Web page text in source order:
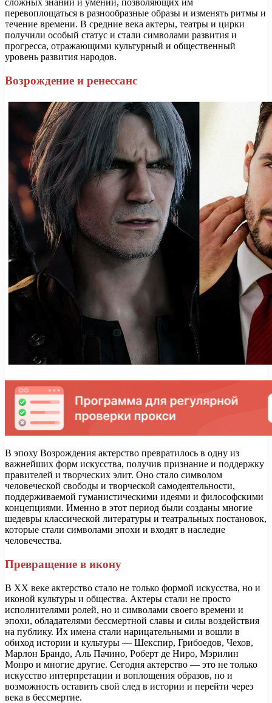
перевоплощаться в разнообразные образы и изменять ритмы и
течение времени. В средние века актеры, театры и цирки
получили особый статус и стали символами развития и
прогресса, отражающими культурный и общественный
уровень развития народов.
Возрождение и ренессанс
В эпоху Возрождения актерство превратилось в одну из
важнейших форм искусства, получив признание и поддержку
правителей и творческих элит. Оно стало символом
человеческой свободы и творческой самодеятельности,
поддерживаемой гуманистическими идеями и философскими
концепциями. Именно в этот период были созданы многие
шедевры классической литературы и театральных постановок,
которые стали символами эпохи и входят в наследие
человечества.
Превращение в икону
В XX веке актерство стало не только формой искусства, но и
иконой культуры и общества. Актеры стали не просто
исполнителями ролей, но и символами своего времени и
эпохи, обладателями бессмертной славы и силы воздействия
на публику. Их имена стали нарицательными и вошли в
обиход истории и культуры — Шекспир, Грибоедов, Чехов,
Марлон Брандо, Аль Пачино, Роберт де Ниро, Мэрилин
Монро и многие другие. Сегодня актерство — это не только
искусство интерпретации и воплощения образов, но и
возможность оставить свой след в истории и перейти через
века в бессмертие.